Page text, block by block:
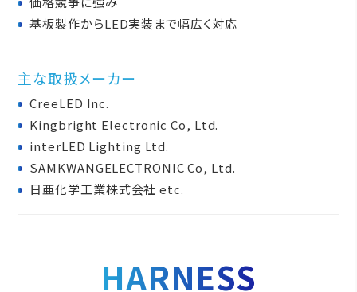
基板製作からLED実装まで幅広く対応
主な取扱メーカー
CreeLED Inc.
Kingbright Electronic Co, Ltd.
interLED Lighting Ltd.
SAMKWANGELECTRONIC Co, Ltd.
日亜化学工業株式会社 etc.
HARNESS